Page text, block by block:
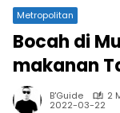
Metropolitan
Bocah di
makanan
B'Guide 2
2022-03-22